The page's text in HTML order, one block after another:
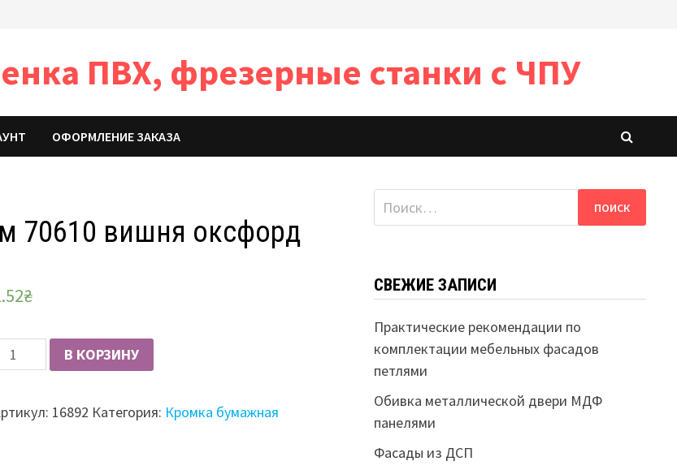
ПВХ, фрезерные станки с ЧПУ
ОФОРМЛЕНИЕ ЗАКАЗА
70610 вишня оксфорд
₴
КоличествоВ КОРЗИНУ
16892 Категория: Кромка бумажная
Найти:
СВЕЖИЕ ЗАПИСИ
Практические рекомендации по
комплектации мебельных фасадов
петлями
Обивка металлической двери МДФ
панелями
Фасады из ДСП